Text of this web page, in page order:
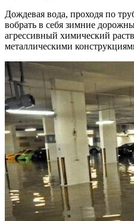
Дождевая вода, проходя по
вобрать в себя зимние
агрессивный химический
металлическими